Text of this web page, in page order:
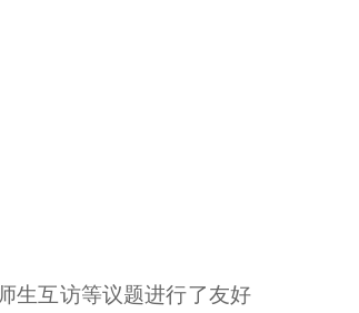
生互访等议题进行了友好